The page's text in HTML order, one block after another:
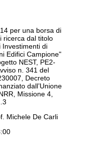
per una borsa di
ricerca dal titolo
Investimenti di
Edifici Campione"
NEST, PE2-
n. 341 del
Decreto
dall’Unione
Missione 4,
Michele De Carli